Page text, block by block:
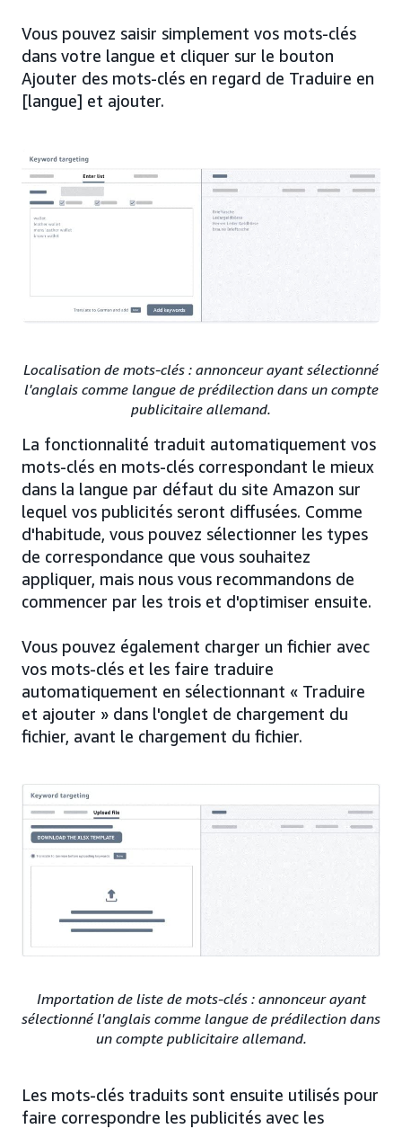
Vous pouvez saisir simplement vos mots-clés
dans votre langue et cliquer sur le bouton
Ajouter des mots-clés en regard de Traduire en
[langue] et ajouter.
Localisation de mots-clés : annonceur ayant sélectionné
l'anglais comme langue de prédilection dans un compte
publicitaire allemand.
La fonctionnalité traduit automatiquement vos
mots-clés en mots-clés correspondant le mieux
dans la langue par défaut du site Amazon sur
lequel vos publicités seront diffusées. Comme
d'habitude, vous pouvez sélectionner les types
de correspondance que vous souhaitez
appliquer, mais nous vous recommandons de
commencer par les trois et d'optimiser ensuite.
Vous pouvez également charger un fichier avec
vos mots-clés et les faire traduire
automatiquement en sélectionnant « Traduire
et ajouter » dans l'onglet de chargement du
fichier, avant le chargement du fichier.
Importation de liste de mots-clés : annonceur ayant
sélectionné l'anglais comme langue de prédilection dans
un compte publicitaire allemand.
Les mots-clés traduits sont ensuite utilisés pour
faire correspondre les publicités avec les